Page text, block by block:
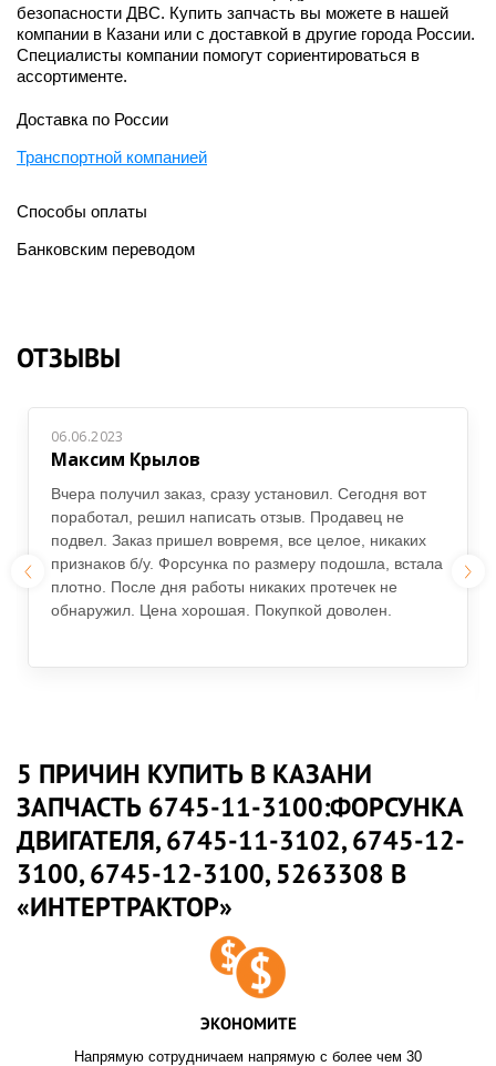
безопасности ДВС. Купить запчасть вы можете в нашей
компании в Казани или с доставкой в другие города России.
Специалисты компании помогут сориентироваться в
ассортименте.
Доставка по России
Транспортной компанией
Способы оплаты
Банковским переводом
ОТЗЫВЫ
06.06.2023
Максим Крылов
Вчера получил заказ, сразу установил. Сегодня вот
поработал, решил написать отзыв. Продавец не
подвел. Заказ пришел вовремя, все целое, никаких
признаков б/у. Форсунка по размеру подошла, встала
плотно. После дня работы никаких протечек не
обнаружил. Цена хорошая. Покупкой доволен.
5 ПРИЧИН КУПИТЬ В КАЗАНИ
ЗАПЧАСТЬ 6745-11-3100:ФОРСУНКА
ДВИГАТЕЛЯ, 6745-11-3102, 6745-12-
3100, 6745-12-3100, 5263308 В
«ИНТЕРТРАКТОР»
ЭКОНОМИТЕ
Напрямую сотрудничаем напрямую с более чем 30